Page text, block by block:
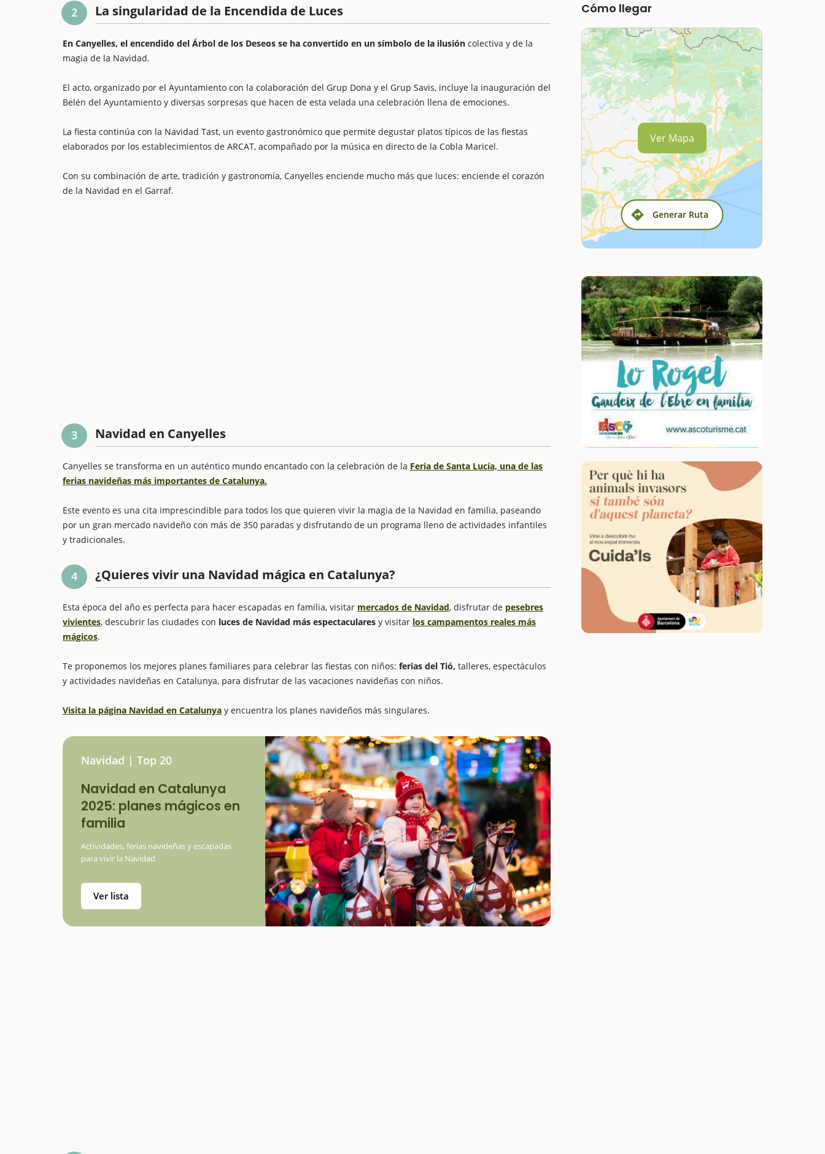
2 La singularidad de la Encendida de Luces
En Canyelles, el encendido del Árbol de los Deseos se ha convertido en un símbolo de la ilusión colectiva y de la
magia de la Navidad.
El acto, organizado por el Ayuntamiento con la colaboración del Grup Dona y el Grup Savis, incluye la inauguración del
Belén del Ayuntamiento y diversas sorpresas que hacen de esta velada una celebración llena de emociones.
La fiesta continúa con la Navidad Tast, un evento gastronómico que permite degustar platos típicos de las fiestas
elaborados por los establecimientos de ARCAT, acompañado por la música en directo de la Cobla Maricel.
Con su combinación de arte, tradición y gastronomía, Canyelles enciende mucho más que luces: enciende el corazón
de la Navidad en el Garraf.
3 Navidad en Canyelles
Canyelles se transforma en un auténtico mundo encantado con la celebración de la Feria de Santa Lucía, una de las
ferias navideñas más importantes de Catalunya.
Este evento es una cita imprescindible para todos los que quieren vivir la magia de la Navidad en familia, paseando
por un gran mercado navideño con más de 350 paradas y disfrutando de un programa lleno de actividades infantiles
y tradicionales.
4 ¿Quieres vivir una Navidad mágica en Catalunya?
Esta época del año es perfecta para hacer escapadas en familia, visitar mercados de Navidad, disfrutar de pesebres
vivientes, descubrir las ciudades con luces de Navidad más espectaculares y visitar los campamentos reales más
mágicos.
Te proponemos los mejores planes familiares para celebrar las fiestas con niños: ferias del Tió, talleres, espectáculos
y actividades navideñas en Catalunya, para disfrutar de las vacaciones navideñas con niños.
Visita la página Navidad en Catalunya y encuentra los planes navideños más singulares.
Navidad | Top 20
Navidad en Catalunya
2025: planes mágicos en
familia
Actividades, ferias navideñas y escapadas
para vivir la Navidad
Ver lista
Cómo llegar
Generar Ruta
Ver Mapa